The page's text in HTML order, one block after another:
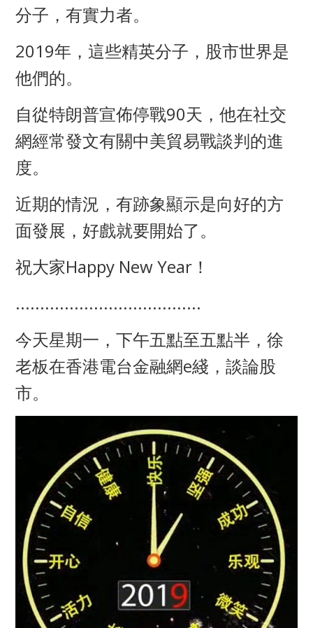
分子，有實力者。
2019年，這些精英分子，股市世界是
他們的。
自從特朗普宣佈停戰90天，他在社交
網經常發文有關中美貿易戰談判的進
度。
近期的情況，有跡象顯示是向好的方
面發展，好戲就要開始了。
祝大家Happy New Year！
......................................
今天星期一，下午五點至五點半，徐
老板在香港電台金融網e綫，談論股
市。